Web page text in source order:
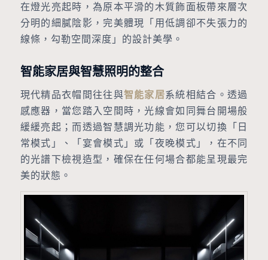
在燈光亮起時，為原本平滑的木質飾面板帶來層次
分明的細膩陰影，完美體現「用低調卻不失張力的
線條，勾勒空間深度」的設計美學。
智能家居與智慧照明的整合
現代精品衣帽間往往與智能家居系統相結合。透過
感應器，當您踏入空間時，光線會如同舞台開場般
緩緩亮起；而透過智慧調光功能，您可以切換「日
常模式」、「宴會模式」或「夜晚模式」，在不同
的光譜下檢視造型，確保在任何場合都能呈現最完
美的狀態。